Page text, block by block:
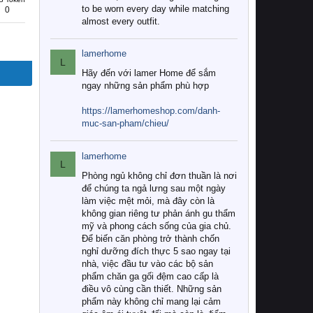
0
to be worn every day while matching
almost every outfit.
L
lamerhome
Hãy đến với lamer Home để sắm
ngay những sản phẩm phù hợp
https://lamerhomeshop.com/danh-
muc-san-pham/chieu/
L
lamerhome
Phòng ngủ không chỉ đơn thuần là nơi
để chúng ta ngả lưng sau một ngày
làm việc mệt mỏi, mà đây còn là
không gian riêng tư phản ánh gu thẩm
mỹ và phong cách sống của gia chủ.
Để biến căn phòng trở thành chốn
nghỉ dưỡng đích thực 5 sao ngay tại
nhà, việc đầu tư vào các bộ sản
phẩm chăn ga gối đệm cao cấp là
điều vô cùng cần thiết. Những sản
phẩm này không chỉ mang lại cảm